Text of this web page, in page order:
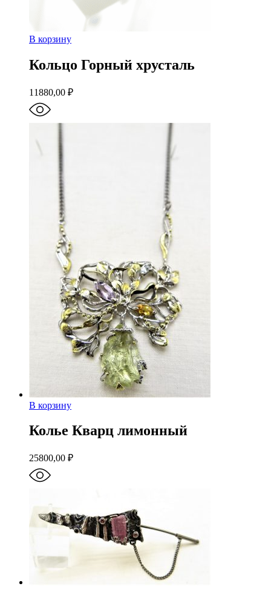
В корзину
Кольцо Горный хрусталь
11880,00 ₽
В корзину
Колье Кварц лимонный
25800,00 ₽